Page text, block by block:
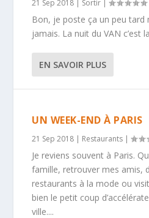
21 Sep 2018 Sortir |
Bon, je poste ça un peu tard
jamais. La nuit du VAN c’est
EN SAVOIR PLUS
UN WEEK-END À PARIS
21 Sep 2018 | Restaurants |
Je reviens souvent à Paris.
famille, retrouver mes amis,
restaurants à la mode ou
bien le petit coup
ville....